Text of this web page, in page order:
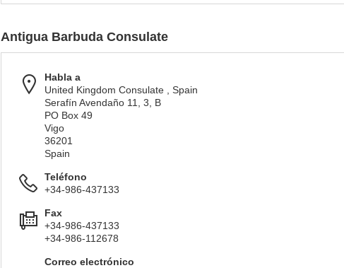
Antigua Barbuda Consulate
Habla a
United Kingdom Consulate , Spain
Serafín Avendaño 11, 3, B
PO Box 49
Vigo
36201
Spain
Teléfono
+34-986-437133
Fax
+34-986-437133
+34-986-112678
Correo electrónico